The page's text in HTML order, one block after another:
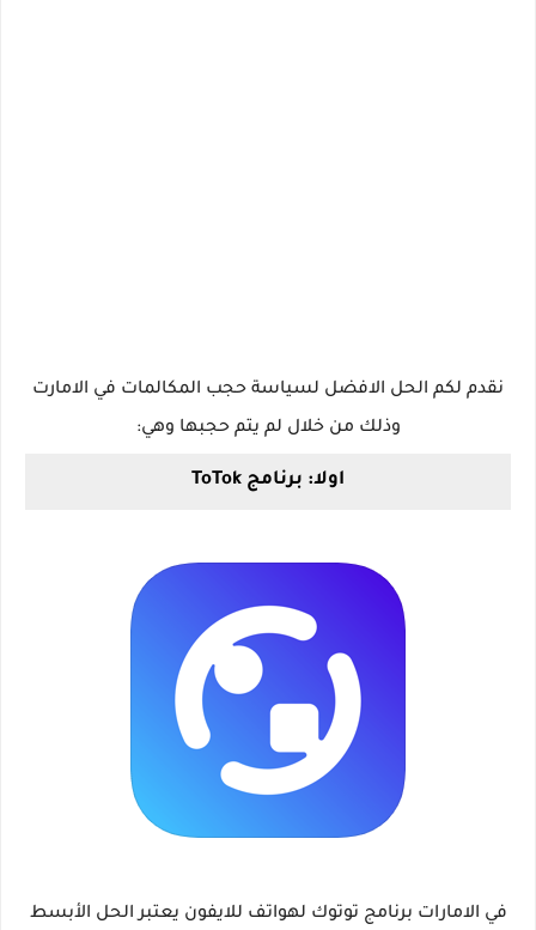
نقدم لكم الحل الافضل لسياسة حجب المكالمات في الامارت
وذلك من خلال لم يتم حجبها وهي:
اولا: برنامج ToTok
في الامارات برنامج توتوك لهواتف للايفون يعتبر الحل الأبسط